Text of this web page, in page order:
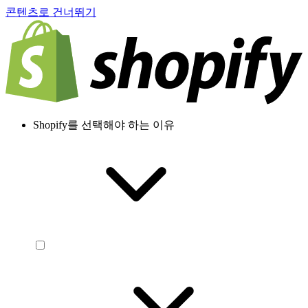
콘텐츠로 건너뛰기
Shopify를 선택해야 하는 이유